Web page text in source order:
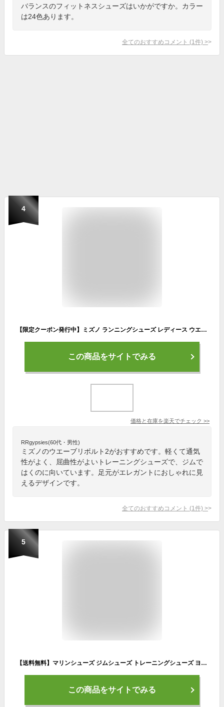
バランスのフィットネスシューズはいかがですか。カラー
は24色あります。
全てのおすすめコメント (1 件) >
4
【限定クーポン発行中】ミズノ ランニングシューズ レディース ウエーブリボルト2 WIDE MIZUNO J1GD2185 スニーカー 靴 シューズ ランニング ランニングスニーカー スポーツ 運動 ジム 軽量 軽い ブランド シンプル カジュアル グレー シルバー パープル ブラック
この商品をサイトでみる
価格と在庫を楽天でチェック >>
RRgypsies(60代・男性)
ミズノのウエーブリボルト2がおすすめです。軽くて通気
性がよく、屈曲性がよいトレーニングシューズで、ジムで
はくのに向いています。足元がエレガントにおしゃれに見
えるデザインです。
全てのおすすめコメント (1 件) >
5
【送料無料】マリンシューズ ジムシューズ トレーニングシューズ ヨガシューズ リーフシューズ 超軽量 ウォーターシューズ 水陸両用 アクアシューズ アウトドアレジャー 通気性 男女兼用 サーフブーツ おしゃれ ユニセックス
この商品をサイトでみる